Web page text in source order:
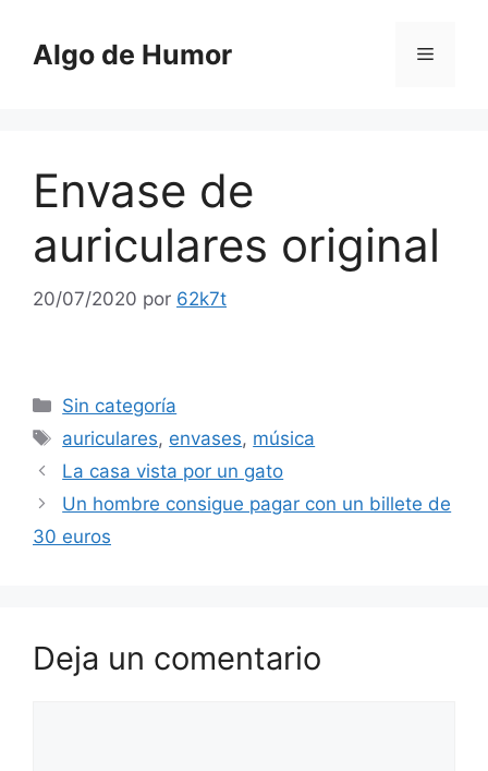
contenido
Algo de Humor Menú
Envase de
auriculares original
20/07/2020 por 62k7t
Categorías
Sin categoría
Etiquetas
auriculares, envases, música
La casa vista por un gato
Un hombre consigue pagar con un billete de
30 euros
Deja un comentario